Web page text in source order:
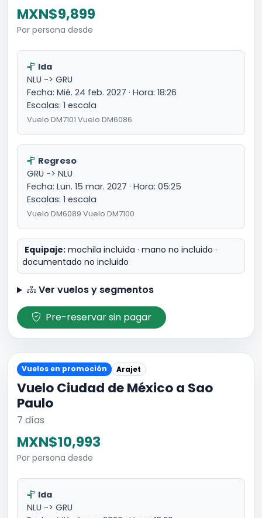
MXN$9,899
Por persona desde
Ida
NLU -> GRU
Fecha: Mié. 24 feb. 2027 · Hora: 18:26
Escalas: 1 escala
Vuelo DM7101 Vuelo DM6086
Regreso
GRU -> NLU
Fecha: Lun. 15 mar. 2027 · Hora: 05:25
Escalas: 1 escala
Vuelo DM6089 Vuelo DM7100
Equipaje: mochila incluida · mano no incluido ·
documentado no incluido
Ver vuelos y segmentos
Pre-reservar sin pagar
Vuelos en promoción Arajet
Vuelo Ciudad de México a Sao
Paulo
7 días
MXN$10,993
Por persona desde
Ida
NLU -> GRU